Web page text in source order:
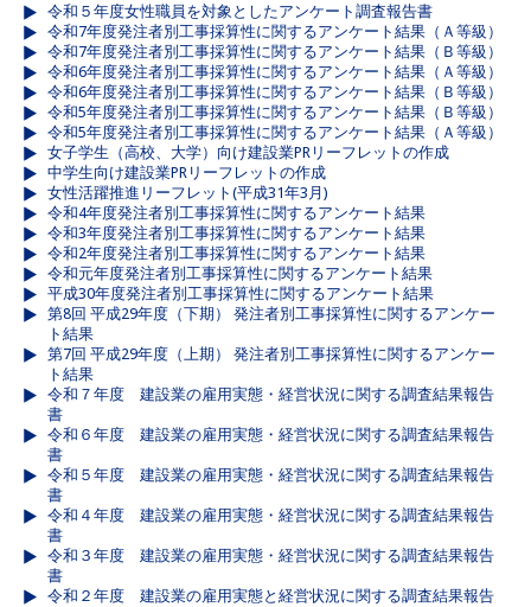
令和５年度女性職員を対象としたアンケート調査報告書
令和7年度発注者別工事採算性に関するアンケート結果（Ａ等級）
令和7年度発注者別工事採算性に関するアンケート結果（Ｂ等級）
令和6年度発注者別工事採算性に関するアンケート結果（Ａ等級）
令和6年度発注者別工事採算性に関するアンケート結果（Ｂ等級）
令和5年度発注者別工事採算性に関するアンケート結果（Ｂ等級）
令和5年度発注者別工事採算性に関するアンケート結果（Ａ等級）
女子学生（高校、大学）向け建設業PRリーフレットの作成
中学生向け建設業PRリーフレットの作成
女性活躍推進リーフレット(平成31年3月)
令和4年度発注者別工事採算性に関するアンケート結果
令和3年度発注者別工事採算性に関するアンケート結果
令和2年度発注者別工事採算性に関するアンケート結果
令和元年度発注者別工事採算性に関するアンケート結果
平成30年度発注者別工事採算性に関するアンケート結果
第8回 平成29年度（下期） 発注者別工事採算性に関するアンケー
ト結果
第7回 平成29年度（上期） 発注者別工事採算性に関するアンケー
ト結果
令和７年度 建設業の雇用実態・経営状況に関する調査結果報告
書
令和６年度 建設業の雇用実態・経営状況に関する調査結果報告
書
令和５年度 建設業の雇用実態・経営状況に関する調査結果報告
書
令和４年度 建設業の雇用実態・経営状況に関する調査結果報告
書
令和３年度 建設業の雇用実態・経営状況に関する調査結果報告
書
令和２年度 建設業の雇用実態と経営状況に関する調査結果報告